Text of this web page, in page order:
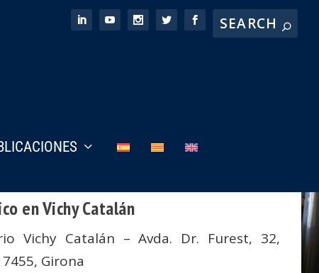
en Vichy Catalán
Vichy Catalán – Avda. Dr. Furest, 32,
Girona